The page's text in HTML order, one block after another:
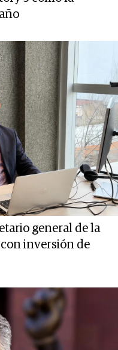
general de la
inversión de